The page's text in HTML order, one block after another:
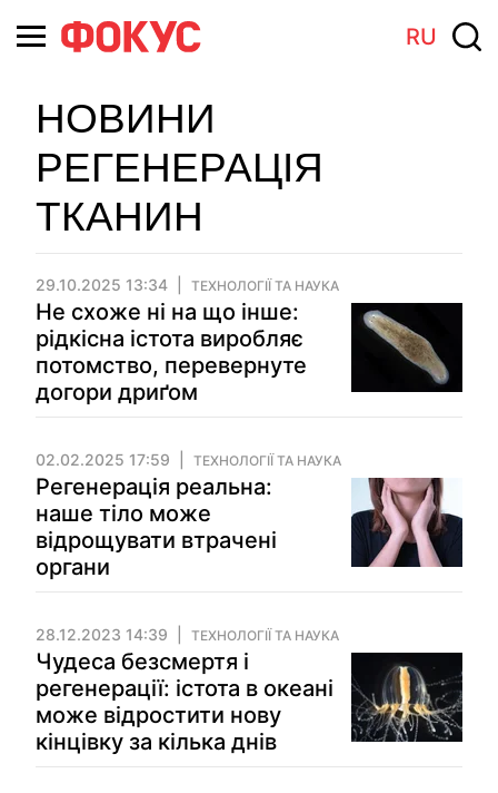
RU
НОВИНИ
РЕГЕНЕРАЦІЯ
ТКАНИН
29.10.2025 13:34 ТЕХНОЛОГІЇ ТА НАУКА
Не схоже ні на що інше:
рідкісна істота виробляє
потомство, перевернуте
догори дриґом
02.02.2025 17:59 ТЕХНОЛОГІЇ ТА НАУКА
Регенерація реальна:
наше тіло може
відрощувати втрачені
органи
28.12.2023 14:39 ТЕХНОЛОГІЇ ТА НАУКА
Чудеса безсмертя і
регенерації: істота в океані
може відростити нову
кінцівку за кілька днів